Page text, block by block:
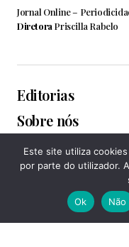
Jornal Online –
Diretora Priscilla Rabelo
Editorias
Sobre nós
Associações
Este site utiliza
por parte do utilizador.
Ok
Não